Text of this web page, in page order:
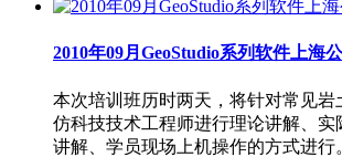
2010年09月GeoStudio系列软件上海
本次培训班历时两天，将针对常见岩
仿科技技术工程师进行理论讲解、实
讲解、学员现场上机操作的方式进行